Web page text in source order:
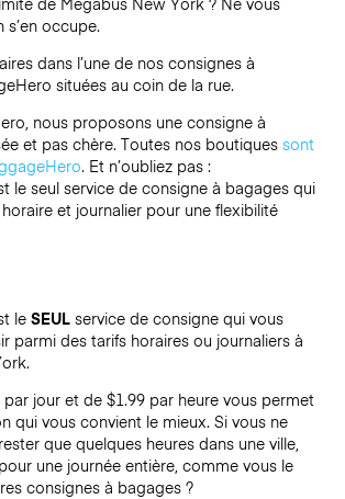
s’en occupe.
dans l’une de nos consignes à
situées au coin de la rue.
nous proposons une consigne à
et pas chère. Toutes nos boutiques sont
. Et n’oubliez pas :
le seul service de consigne à bagages qui
et journalier pour une flexibilité
le SEULservice de consigne qui vous
parmi des tarifs horaires ou journaliers à
par jour et de $1.99 par heure vous permet
qui vous convient le mieux. Si vous ne
que quelques heures dans une ville,
une journée entière, comme vous le
consignes à bagages ?